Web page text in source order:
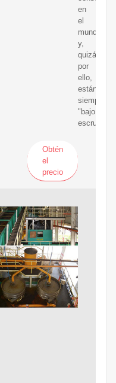
en
el
mundo
y,
quizás
por
ello,
están
siempre
"bajo
escrutinio".
Obtén
el
precio